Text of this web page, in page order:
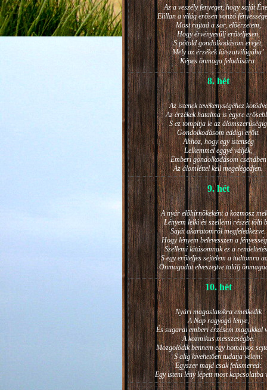
Az a veszély fenyeget, hogy saját
Elillan a világ erősen vonzó
Most rajtad a sor, előérzetem,
Hogy érvényesülj erőteljesen,
S pótold gondolkodásom erejét,
Mely az érzékek látszatvilágába’
Képes önmaga feladására.
8. hét
Az istenek tevékenységéhez kötődve
Az érzékek hatalma is egyre
S ez tompítja le az álomszerűségig
Gondolkodásom eddigi erőit.
Ahhoz, hogy egy istenség
Lelkemmel eggyé váljék,
Emberi gondolkodásom csendben
Az álomléttel kell megelégedjen.
9. hét
A nyár előhírnökeként a kozmosz
Lényem lelki és szellemi részét tölti
Saját akaratomról megfeledkezve.
Hogy lényem belevesszen a
Szellemi látásomnak ez a
S egy erőteljes sejtelem a tudtomra
Önmagadat elveszejtve találj
10. hét
Nyári magaslatokra emelkedik
A Nap ragyogó lénye,
És sugarai emberi érzésem magukkal
A kozmikus messzeségbe.
Mozgolódik bennem egy homályos
S alig kivehetően tudatja velem:
Egyszer majd csak felismered:
Egy isteni lény lépett most kapcsolatba